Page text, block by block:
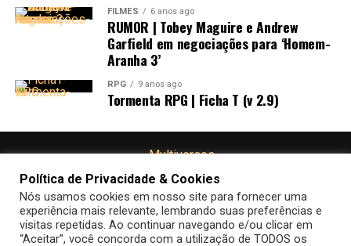
Além da apresentação sobre oEpisódio IX
outras novidades da franquiaStar Warsforam
apresentadas no evento. Confira abaixo:
FILMES 6 anos ago
RUMOR | Tobey Maguire e Andrew
Garfield em negociações para ‘Homem-
Aranha 3’
RPG 9 anos ago
Tormenta RPG | Ficha T (v 2.9)
Política de Privacidade & Cookies
Nós usamos cookies em nosso site para fornecer uma
experiência mais relevante, lembrando suas preferências e
visitas repetidas. Ao continuar navegando e/ou clicar em
“Aceitar”, você concorda com a utilização de TODOS os